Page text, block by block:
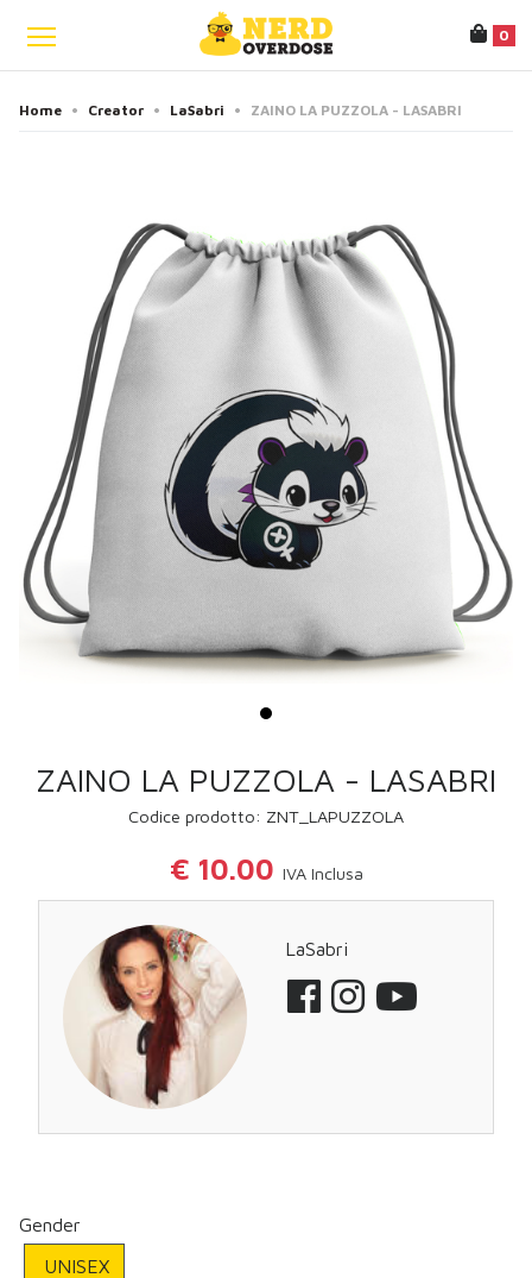
0
Home • Creator • LaSabri • ZAINO LA PUZZOLA - LASABRI
ZAINO LA PUZZOLA - LASABRI
Codice prodotto: ZNT_LAPUZZOLA
€ 10.00 IVA Inclusa
LaSabri
Gender
UNISEX